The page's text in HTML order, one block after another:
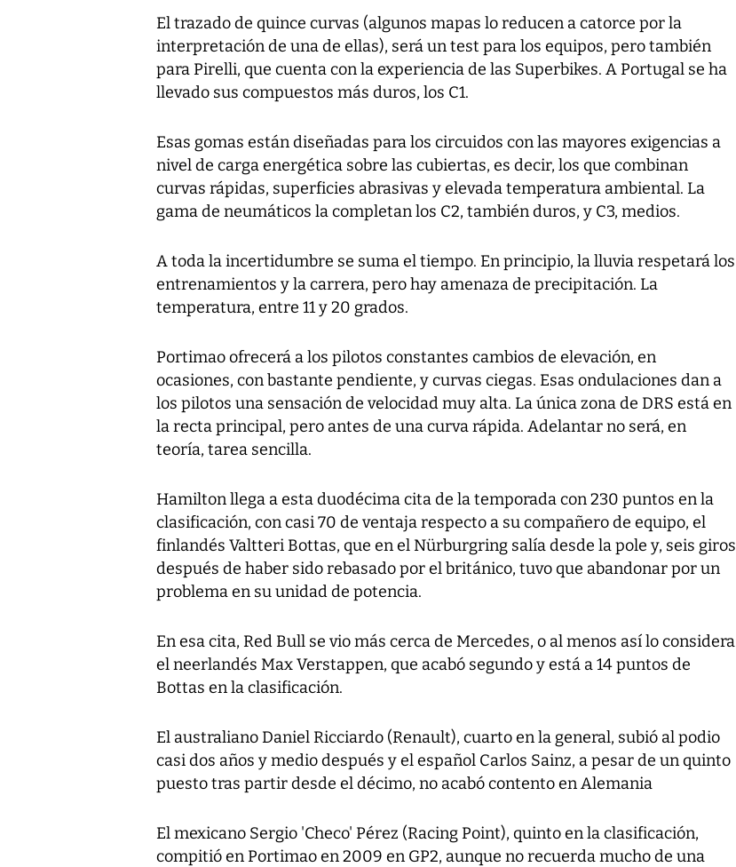
El trazado de quince curvas (algunos mapas lo reducen a catorce por la
interpretación de una de ellas), será un test para los equipos, pero también
para Pirelli, que cuenta con la experiencia de las Superbikes. A Portugal se ha
llevado sus compuestos más duros, los C1.
Esas gomas están diseñadas para los circuidos con las mayores exigencias a
nivel de carga energética sobre las cubiertas, es decir, los que combinan
curvas rápidas, superficies abrasivas y elevada temperatura ambiental. La
gama de neumáticos la completan los C2, también duros, y C3, medios.
A toda la incertidumbre se suma el tiempo. En principio, la lluvia respetará los
entrenamientos y la carrera, pero hay amenaza de precipitación. La
temperatura, entre 11 y 20 grados.
Portimao ofrecerá a los pilotos constantes cambios de elevación, en
ocasiones, con bastante pendiente, y curvas ciegas. Esas ondulaciones dan a
los pilotos una sensación de velocidad muy alta. La única zona de DRS está en
la recta principal, pero antes de una curva rápida. Adelantar no será, en
teoría, tarea sencilla.
Hamilton llega a esta duodécima cita de la temporada con 230 puntos en la
clasificación, con casi 70 de ventaja respecto a su compañero de equipo, el
finlandés Valtteri Bottas, que en el Nürburgring salía desde la pole y, seis giros
después de haber sido rebasado por el británico, tuvo que abandonar por un
problema en su unidad de potencia.
En esa cita, Red Bull se vio más cerca de Mercedes, o al menos así lo considera
el neerlandés Max Verstappen, que acabó segundo y está a 14 puntos de
Bottas en la clasificación.
El australiano Daniel Ricciardo (Renault), cuarto en la general, subió al podio
casi dos años y medio después y el español Carlos Sainz, a pesar de un quinto
puesto tras partir desde el décimo, no acabó contento en Alemania
El mexicano Sergio 'Checo' Pérez (Racing Point), quinto en la clasificación,
compitió en Portimao en 2009 en GP2, aunque no recuerda mucho de una